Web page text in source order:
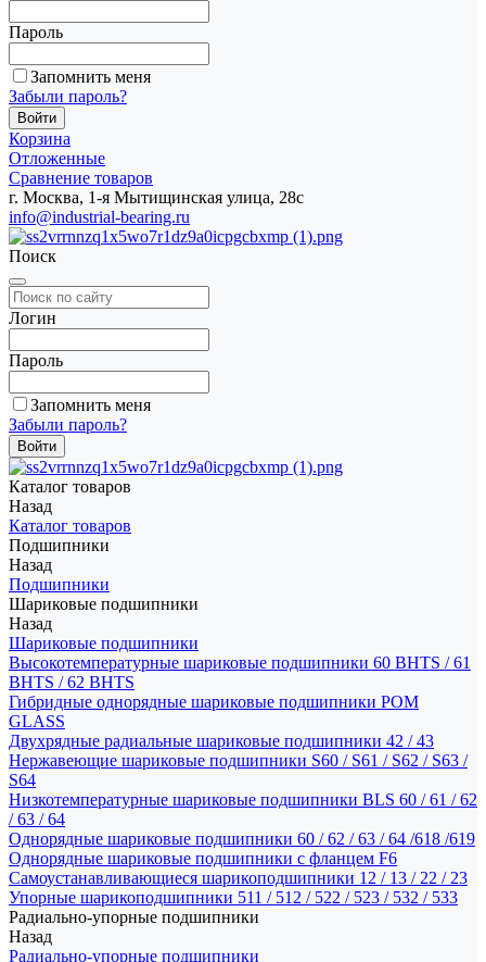
Пароль
Запомнить меня
Забыли пароль?
Корзина
Отложенные
Сравнение товаров
г. Москва, 1-я Мытищинская улица, 28с
info@industrial-bearing.ru
Поиск
Логин
Пароль
Запомнить меня
Забыли пароль?
Каталог товаров
Назад
Каталог товаров
Подшипники
Назад
Подшипники
Шариковые подшипники
Назад
Шариковые подшипники
Высокотемпературные шариковые подшипники 60 BHTS / 61
BHTS / 62 BHTS
Гибридные однорядные шариковые подшипники POM
GLASS
Двухрядные радиальные шариковые подшипники 42 / 43
Нержавеющие шариковые подшипники S60 / S61 / S62 / S63 /
S64
Низкотемпературные шариковые подшипники BLS 60 / 61 / 62
/ 63 / 64
Однорядные шариковые подшипники 60 / 62 / 63 / 64 /618 /619
Однорядные шариковые подшипники с фланцем F6
Самоустанавливающиеся шарикоподшипники 12 / 13 / 22 / 23
Упорные шарикоподшипники 511 / 512 / 522 / 523 / 532 / 533
Радиально-упорные подшипники
Назад
Радиально-упорные подшипники